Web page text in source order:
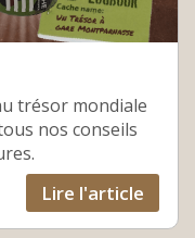
trésor mondiale
nos conseils
Lire l'article